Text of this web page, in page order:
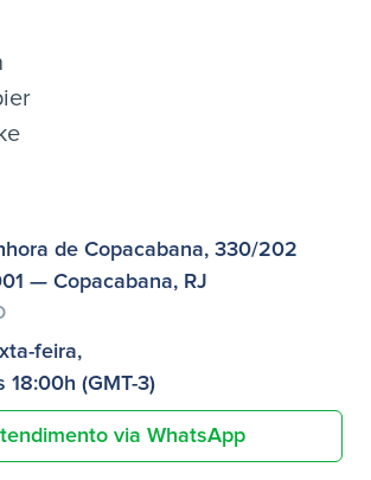
de Copacabana, 330/202
— Copacabana, RJ
feira,
(GMT-3)
via WhatsApp